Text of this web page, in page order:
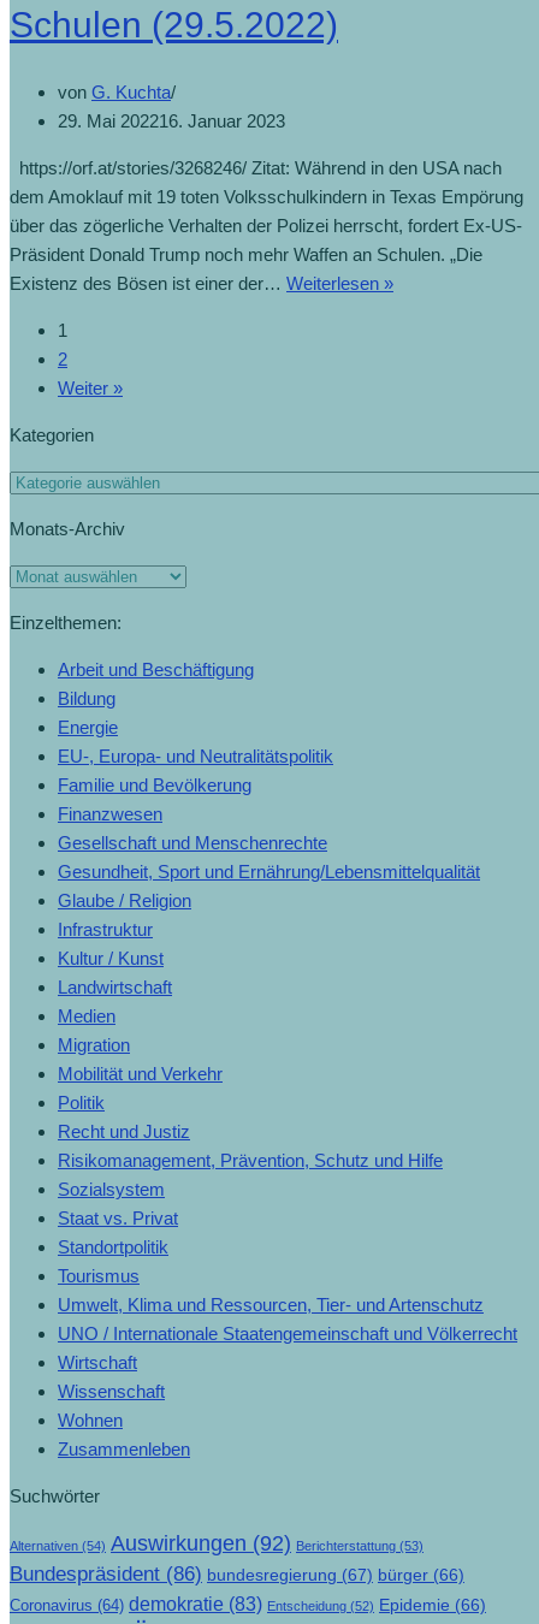
Schulen (29.5.2022)
von G. Kuchta
29. Mai 202216. Januar 2023
https://orf.at/stories/3268246/ Zitat: Während in den USA nach
dem Amoklauf mit 19 toten Volksschulkindern in Texas Empörung
über das zögerliche Verhalten der Polizei herrscht, fordert Ex-US-
Präsident Donald Trump noch mehr Waffen an Schulen. „Die
Existenz des Bösen ist einer der… Weiterlesen »
1
2
Weiter »
Kategorien
Monats-Archiv
Einzelthemen:
Arbeit und Beschäftigung
Bildung
Energie
EU-, Europa- und Neutralitätspolitik
Familie und Bevölkerung
Finanzwesen
Gesellschaft und Menschenrechte
Gesundheit, Sport und Ernährung/Lebensmittelqualität
Glaube / Religion
Infrastruktur
Kultur / Kunst
Landwirtschaft
Medien
Migration
Mobilität und Verkehr
Politik
Recht und Justiz
Risikomanagement, Prävention, Schutz und Hilfe
Sozialsystem
Staat vs. Privat
Standortpolitik
Tourismus
Umwelt, Klima und Ressourcen, Tier- und Artenschutz
UNO / Internationale Staatengemeinschaft und Völkerrecht
Wirtschaft
Wissenschaft
Wohnen
Zusammenleben
Suchwörter
Alternativen (54) Auswirkungen (92) Berichterstattung (53)
Bundespräsident (86) bundesregierung (67) bürger (66)
Coronavirus (64) demokratie (83) Entscheidung (52) Epidemie (66)